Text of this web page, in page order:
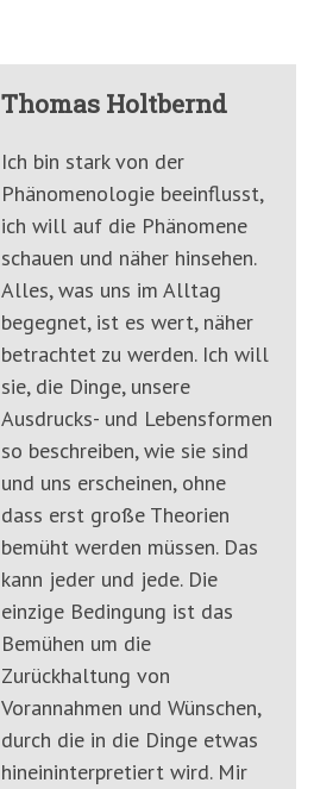
Thomas Holtbernd
Ich bin stark von der
Phänomenologie beeinflusst,
ich will auf die Phänomene
schauen und näher hinsehen.
Alles, was uns im Alltag
begegnet, ist es wert, näher
betrachtet zu werden. Ich will
sie, die Dinge, unsere
Ausdrucks- und Lebensformen
so beschreiben, wie sie sind
und uns erscheinen, ohne
dass erst große Theorien
bemüht werden müssen. Das
kann jeder und jede. Die
einzige Bedingung ist das
Bemühen um die
Zurückhaltung von
Vorannahmen und Wünschen,
durch die in die Dinge etwas
hineininterpretiert wird. Mir